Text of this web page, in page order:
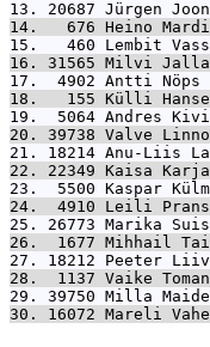
13. 20687 Jürgen
14.   676 Heino
15.   460 Lembit
16. 31565 Milvi
17.  4902 Antti
18.   155 Külli
19.  5064 Andres
20. 39738 Valve
21. 18214 Anu-Liis
22. 22349 Kaisa
23.  5500 Kaspar
24.  4910 Leili
25. 26773 Marika
26.  1677 Mihhail
27. 18212 Peeter
28.  1137 Vaike
29. 39750 Milla
30. 16072 Mareli